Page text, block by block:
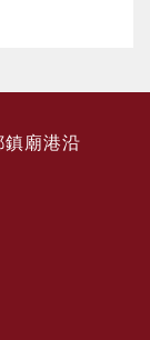
鎮廟港沿